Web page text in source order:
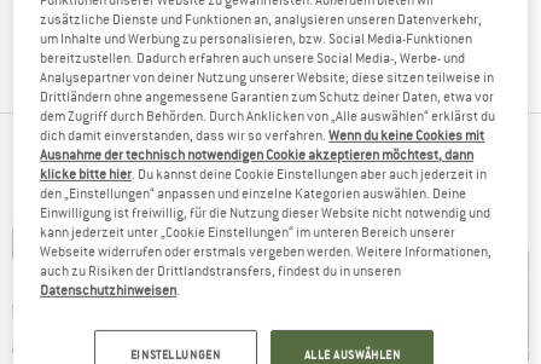
» Gehe zurück zur vorherigen Seiteund versuche es mit
weniger Filterwerten.
TOP PRODUKTE DEINER LIEBLINGSMARKEN
Rabatt
bis 60% Rabatt
20%
zusätzliche Dienste und Funktionen an, analysieren unseren Datenverkehr,
um Inhalte und Werbung zu personalisieren, bzw. Social Media-Funktionen
bereitzustellen. Dadurch erfahren auch unsere Social Media-, Werbe- und
Analysepartner von deiner Nutzung unserer Website; diese sitzen teilweise in
Drittländern ohne angemessene Garantien zum Schutz deiner Daten, etwa vor
dem Zugriff durch Behörden. Durch Anklicken von „Alle auswählen“ erklärst du
dich damit einverstanden, dass wir so verfahren.Wenn du keine Cookies mit
Ausnahme der technisch notwendigen Cookie akzeptieren möchtest, dann
klicke bitte hier. Du kannst deine Cookie Einstellungen aber auch jederzeit in
den „Einstellungen“ anpassen und einzelne Kategorien auswählen. Deine
Einwilligung ist freiwillig, für die Nutzung dieser Website nicht notwendig und
kann jederzeit unter „Cookie Einstellungen“ im unteren Bereich unserer
Webseite widerrufen oder erstmals vergeben werden. Weitere Informationen,
auch zu Risiken der Drittlandstransfers, findest du in unseren
Datenschutzhinweisen.
EINSTELLUNGEN ALLE AUSWÄHLEN